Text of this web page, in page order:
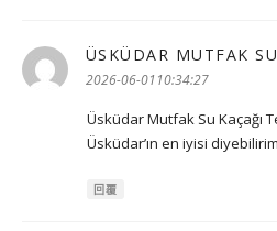
ÜSKÜDAR MUTFAK
2026-06-0110:34:27
Üsküdar Mutfak Su Kaçağı
Üsküdar’ın en iyisi
回覆